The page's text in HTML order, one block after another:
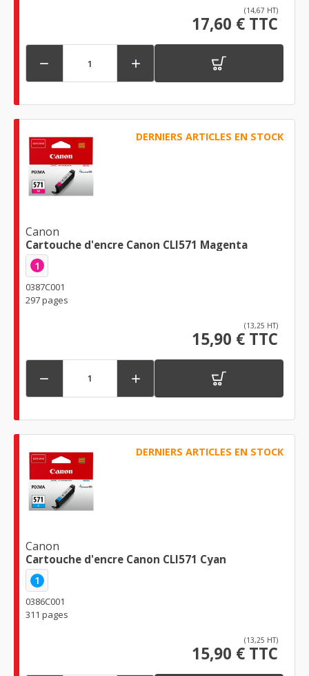
(14,67 HT)
17,60 € TTC
 
DERNIERS ARTICLES EN STOCK
Canon
Cartouche d'encre Canon CLI571 Magenta
1
0387C001
297 pages
(13,25 HT)
15,90 € TTC
 
DERNIERS ARTICLES EN STOCK
Canon
Cartouche d'encre Canon CLI571 Cyan
1
0386C001
311 pages
(13,25 HT)
15,90 € TTC